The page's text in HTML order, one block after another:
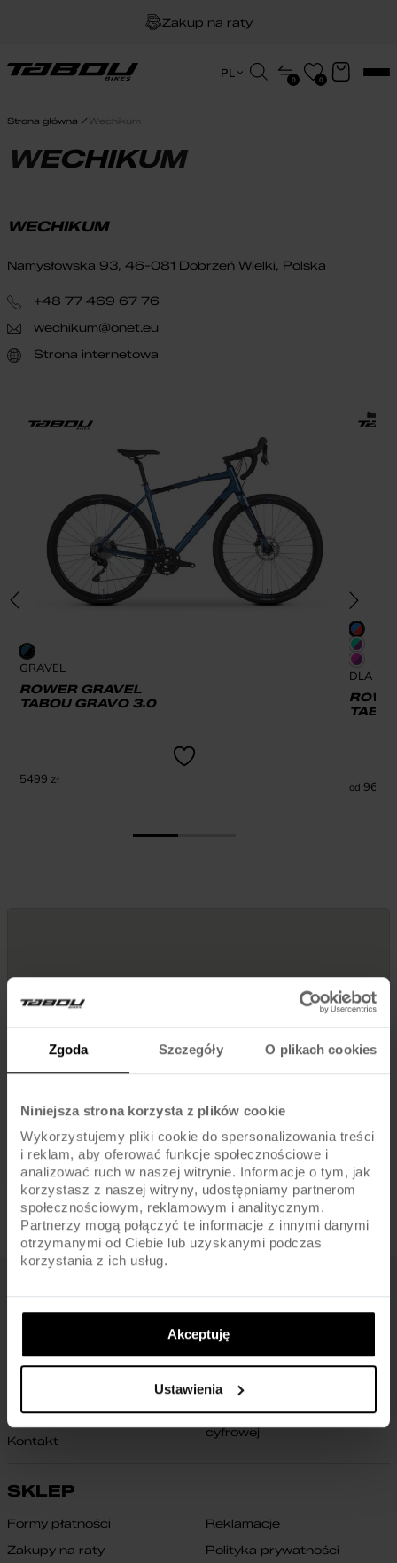
Zgoda Szczegóły O plikach cookies
Niniejsza strona korzysta z plików cookie
Wykorzystujemy pliki cookie do spersonalizowania treści
i reklam, aby oferować funkcje społecznościowe i
analizować ruch w naszej witrynie. Informacje o tym, jak
korzystasz z naszej witryny, udostępniamy partnerom
społecznościowym, reklamowym i analitycznym.
Partnerzy mogą połączyć te informacje z innymi danymi
otrzymanymi od Ciebie lub uzyskanymi podczas
korzystania z ich usług.
Akceptuję
Ustawienia
Zakup na raty
Dożywotnia gwarancja na ramę
PL
Wyszukiwarka
produktów
0 0
Strona główna Wechikum
WECHIKUM
GRAVEL
ROWER GRAVEL
TABOU GRAVO 3.0
5499 zł
DLA
od 969
WECHIKUM
Namysłowska 93, 46-081 Dobrzeń Wielki, Polska
+48 77 469 67 76
wechikum@onet.eu
Strona internetowa
FIRMA
Gwarancja na ramę
B2B
Kontakt
Archiwum rowerów
Blog
Zmień ustawienia cookies
Oświadczenie o dostępności
cyfrowej
SKLEP
Formy płatności
Zakupy na raty
Reklamacje
Polityka prywatności